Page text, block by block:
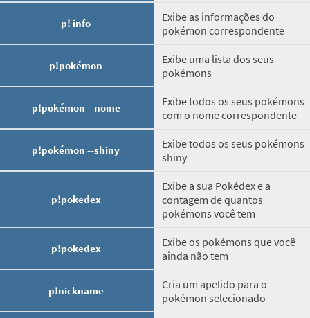
p! info
Exibe as informações do
pokémon correspondente
p!pokémon
Exibe uma lista dos seus
pokémons
p!pokémon --nome
Exibe todos os seus pokémons
com o nome correspondente
p!pokémon --shiny
Exibe todos os seus pokémons
shiny
p!pokedex
Exibe a sua Pokédex e a
contagem de quantos
pokémons você tem
p!pokedex
Exibe os pokémons que você
ainda não tem
p!nickname
Cria um apelido para o
pokémon selecionado